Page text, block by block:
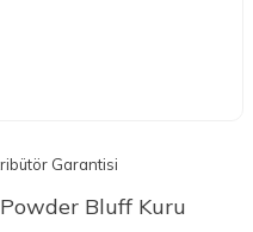
Garantisi
Bluff Kuru